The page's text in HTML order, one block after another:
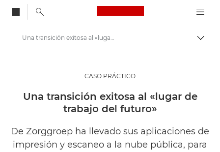
Canon Logo, back
Soluciones y servicios
Información
Casos de éxito empresariales
Una transición exitosa al «lugar de trabajo del futuro»
CASO PRÁCTICO
Una transición exitosa al «lugar de
trabajo del futuro»
De Zorggroep ha llevado sus aplicaciones de
impresión y escaneo a la nube pública, para